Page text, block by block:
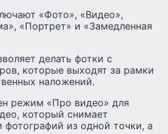
«Фото», «Видео»,
«Портрет» и «Замедленная
делать фотки с
которые выходят за рамки
наложений.
режим «Про видео» для
который снимает
фотографий из одной точки, а